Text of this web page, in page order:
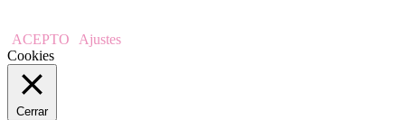
ACEPTO
Ajustes
Cookies
Cerrar